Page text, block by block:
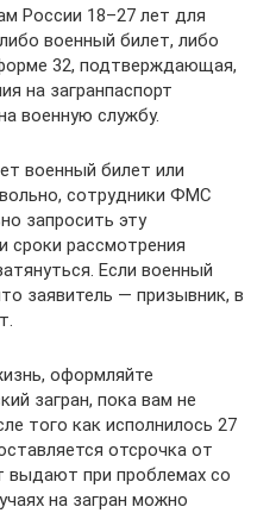
России 18–27 лет для
военный билет, либо
32, подтверждающая,
на загранпаспорт
военную службу.
военный билет или
сотрудники ФМС
запросить эту
сроки рассмотрения
Если военный
заявитель — призывник, в
оформляйте
загран, пока вам не
того как исполнилось 27
отсрочка от
выдают при проблемах со
на загран можно